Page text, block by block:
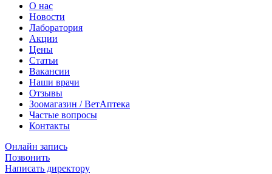
О нас
Новости
Лаборатория
Акции
Цены
Статьи
Вакансии
Наши врачи
Отзывы
Зоомагазин / ВетАптека
Частые вопросы
Контакты
Онлайн запись
Позвонить
Написать директору